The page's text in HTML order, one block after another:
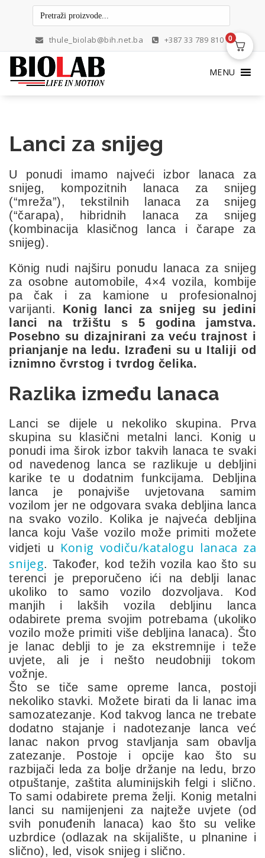
thule_biolab@bih.net.ba +387 33 789 810
MENU
Lanci za snijeg
U ponudi imamo najveći izbor lanaca za
snijeg, kompozitnih lanaca za snijeg
(“mreža”), tekstilnih lanaca za snijeg
(“čarapa), hibridnih lanaca za snijeg
(kombinacija klasičnog lanca i čarape za
snijeg).
König nudi najširu ponudu lanaca za snijeg
za osobne automobile, 4×4 vozila, kombije
pa čak i za kamione u profesionalnoj
varijanti. Konig lanci za snijeg su jedini
lanci na tržištu s 5 godina jamstva.
Posebno su dizajnirani za veću trajnost i
prianjanje na ledu. Izrađeni su u Italiji od
iznimno čvrstog i tvrdog čelika.
Razlika između lanaca
Lanci se dijele u nekoliko skupina. Prva
skupina su klasični metalni lanci. Konig u
ponudi ima širok izbor takvih lanaca te svaki
od navedenog lanca se razlikuje u debljini
karike te u dodatnim funkcijama. Debljina
lanca je ponajviše uvjetovana samim
vozilom jer ne odgovara svaka debljina lanca
na svako vozilo. Kolika je najveća debljina
lanca koju Vaše vozilo može primiti možete
vidjeti u Konig vodiču/katalogu lanaca za
snijeg. Također, kod težih vozila kao što su
terenci je preporučeno ići na deblji lanac
ukoliko to samo vozilo dozvoljava. Kod
manjih i lakših vozila debljinu lanca
odabirete prema svojim potrebama (ukoliko
vozilo može primiti više debljina lanaca). Što
je lanac deblji to je za ekstremnije i teže
uvjete, ali je i nešto neudobniji tokom
vožnje.
Što se tiče same opreme lanca, postoji
nekoliko stavki. Možete birati da li lanac ima
samozatezanje. Kod takvog lanca ne trebate
dodatno stajanje i nadotezanje lanca već
lanac nakon prvog stavljanja sam obavlja
zatezanje. Postoje i opcije kao što su
razbijači leda za bolje držanje na ledu, brzo
otpuštanje, zaštita aluminijskih felgi i slično.
To sami odabirete prema želji. Konig metalni
lanci su namijenjeni za najteže uvjete (od
svih ponuđenih lanaca) kao što su velike
uzbrdice (odlazak na skijalište, u plnanine i
slično), led, visok snijeg i slično.
0